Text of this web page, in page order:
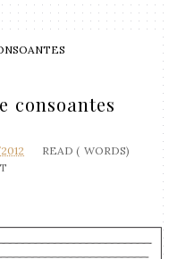
consoantes
READ ( WORDS)